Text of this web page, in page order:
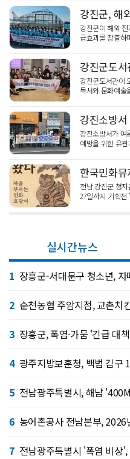
강진군이 해외
급효과를 창출
강진군도서관이
독서와 문화예술
강진소방서가 여
예방을 위한 유
전남 강진군 청
27일까지 기획
실시간뉴스
1 장흥군-서대문구 청소년,
2 순천농협 주암지점, 교촌치
3 장흥군, 폭염·가뭄 '긴급 대
4 광주지방보훈청, 백범 김구
5 전남광주특별시, 해남
6 농어촌공사 전남본부,
7 전남광주특별시 '폭염 비상',